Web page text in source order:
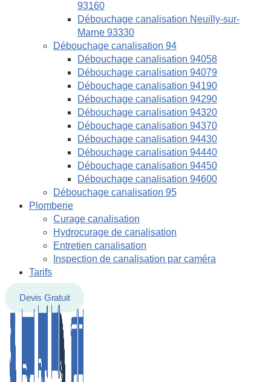
93160
Débouchage canalisation Neuilly-sur-
Marne 93330
Débouchage canalisation 94
Débouchage canalisation 94058
Débouchage canalisation 94079
Débouchage canalisation 94190
Débouchage canalisation 94290
Débouchage canalisation 94320
Débouchage canalisation 94370
Débouchage canalisation 94430
Débouchage canalisation 94440
Débouchage canalisation 94450
Débouchage canalisation 94600
Débouchage canalisation 95
Plomberie
Curage canalisation
Hydrocurage de canalisation
Entretien canalisation
Inspection de canalisation par caméra
Tarifs
Devis Gratuit